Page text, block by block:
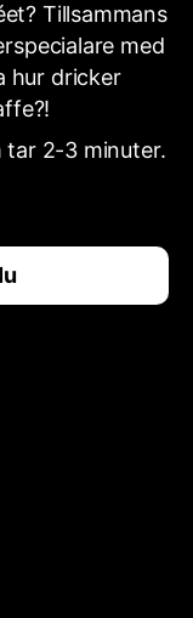
Tillsammans
med
hur dricker
tar 2-3 minuter.